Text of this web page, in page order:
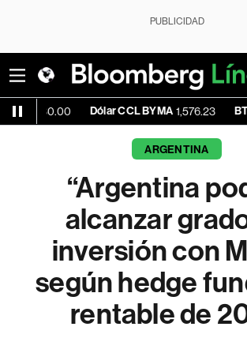
PUBLICIDAD
Dólar CCL BYMA 1,576.23 BTC/USD
ARGENTINA
“Argentina
alcanzar
inversión con
según hedge
rentable de